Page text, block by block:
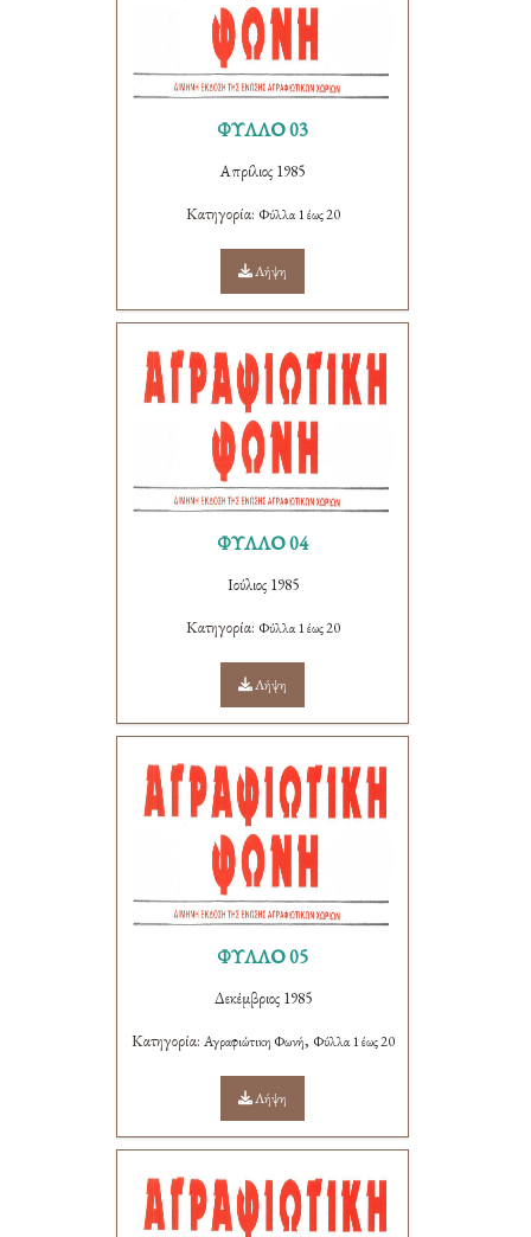
ΦΥΛΛΟ 03
Απρίλιος 1985
Κατηγορία: Φύλλα 1 έως 20
Λήψη
ΦΥΛΛΟ 04
Ιούλιος 1985
Κατηγορία: Φύλλα 1 έως 20
Λήψη
ΦΥΛΛΟ 05
Δεκέμβριος 1985
Κατηγορία: Αγραφιώτικη Φωνή, Φύλλα 1 έως 20
Λήψη